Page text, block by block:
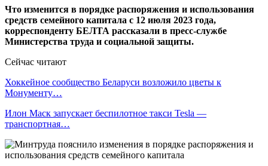
Что изменится в порядке распоряжения и использования
средств семейного капитала с 12 июля 2023 года,
корреспонденту БЕЛТА рассказали в пресс-службе
Министерства труда и социальной защиты.
Сейчас читают
Хоккейное сообщество Беларуси возложило цветы к
Монументу…
Илон Маск запускает беспилотное такси Tesla —
транспортная…